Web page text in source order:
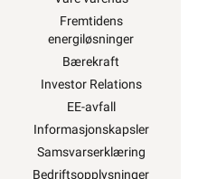
Fremtidens
energiløsninger
Bærekraft
Investor Relations
EE-avfall
Informasjonskapsler
Samsvarserklæring
Bedriftsopplysninger